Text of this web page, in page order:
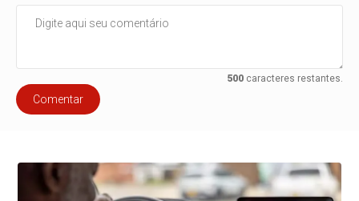
500caracteres restantes.
Comentar